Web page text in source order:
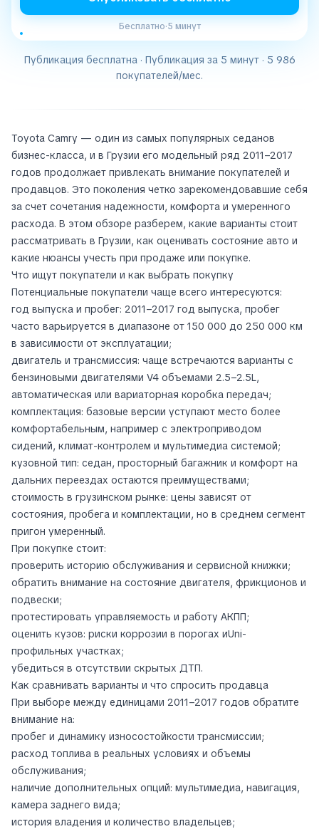
Бесплатно·5 минут
Публикация бесплатна · Публикация за 5 минут · 5 986
покупателей/мес.
Toyota Camry — один из самых популярных седанов
бизнес-класса, и в Грузии его модельный ряд 2011–2017
годов продолжает привлекать внимание покупателей и
продавцов. Это поколения четко зарекомендовавшие себя
за счет сочетания надежности, комфорта и умеренного
расхода. В этом обзоре разберем, какие варианты стоит
рассматривать в Грузии, как оценивать состояние авто и
какие нюансы учесть при продаже или покупке.
Что ищут покупатели и как выбрать покупку
Потенциальные покупатели чаще всего интересуются:
год выпуска и пробег: 2011–2017 год выпуска, пробег
часто варьируется в диапазоне от 150 000 до 250 000 км
в зависимости от эксплуатации;
двигатель и трансмиссия: чаще встречаются варианты с
бензиновыми двигателями V4 объемами 2.5–2.5L,
автоматическая или вариаторная коробка передач;
комплектация: базовые версии уступают место более
комфортабельным, например с электроприводом
сидений, климат-контролем и мультимедиа системой;
кузовной тип: седан, просторный багажник и комфорт на
дальних переездах остаются преимуществами;
стоимость в грузинском рынке: цены зависят от
состояния, пробега и комплектации, но в среднем сегмент
пригон умеренный.
При покупке стоит:
проверить историю обслуживания и сервисной книжки;
обратить внимание на состояние двигателя, фрикционов и
подвески;
протестировать управляемость и работу АКПП;
оценить кузов: риски коррозии в порогах иUni-
профильных участках;
убедиться в отсутствии скрытых ДТП.
Как сравнивать варианты и что спросить продавца
При выборе между единицами 2011–2017 годов обратите
внимание на:
пробег и динамику износостойкости трансмиссии;
расход топлива в реальных условиях и объемы
обслуживания;
наличие дополнительных опций: мультимедиа, навигация,
камера заднего вида;
история владения и количество владельцев;